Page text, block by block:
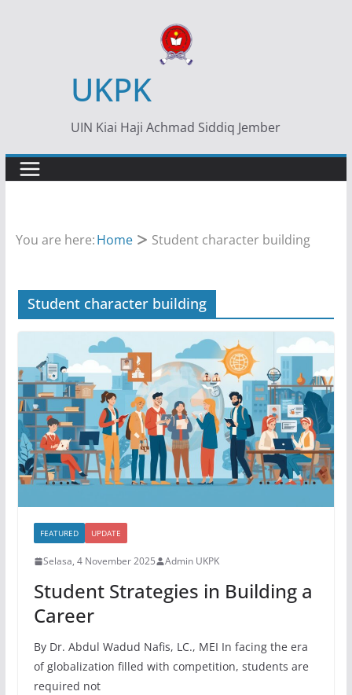
UKPK
UIN Kiai Haji Achmad Siddiq Jember
You are here:Home Student character building
Student character building
FEATURED UPDATE
Selasa, 4 November 2025 Admin UKPK
Student Strategies in Building a
Career
By Dr. Abdul Wadud Nafis, LC., MEI In facing the era
of globalization filled with competition, students are
required not